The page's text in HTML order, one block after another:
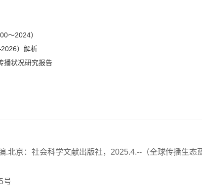
～2024）
）解析
播状况研究报告
.北京：社会科学文献出版社，2025.4.--（全球传播生态
号